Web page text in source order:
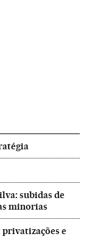
subidas de
minorias
e